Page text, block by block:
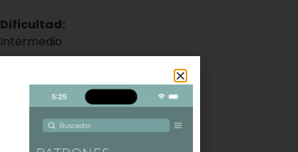
Dificultad:
Intermedio